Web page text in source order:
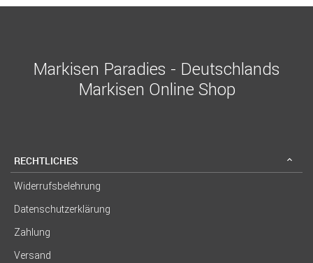
Markisen Paradies - Deutschlands
Markisen Online Shop
RECHTLICHES
Widerrufsbelehrung
Datenschutzerklärung
Zahlung
Versand